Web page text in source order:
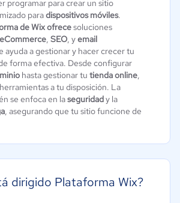
programar para crear un sitio
paradispositivos móviles.
de Wix ofrecesoluciones
eCommerce, SEO, yemail
ayuda a gestionar y hacer crecer tu
forma efectiva. Desde configurar
hasta gestionar tu tienda online,
a tu disposición. La
se enfoca en laseguridady la
, asegurando que tu sitio funcione de
dirigido Plataforma Wix?